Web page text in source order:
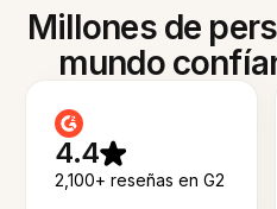
Millones de
mundo
4.4
2,100+ reseñas en G2